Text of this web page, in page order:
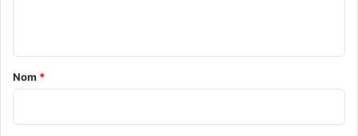
s
a
r
Nom *